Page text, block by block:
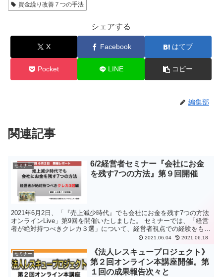
資金繰り改善７つの手法
シェアする
X Facebook はてブ
Pocket LINE コピー
編集部
関連記事
セミナー
6/2経営者セミナー『会社にお金
を残す7つの方法』第９回開催
2021年6月2日、「『売上減少時代』でも会社にお金を残す7つの方法
オンラインLive」第9回を開催いたしました。 セミナーでは、「経営
者が絶対持つべきクレカ３選」について、経営者視点での経験をもと
に、具体的な対策について、お伝えしました。...2021.06.04 2021.06.18
セミナー
《法人レスキュープロジェクト》
第２回オンライン本講座開催。第
１回の成果報告次々と